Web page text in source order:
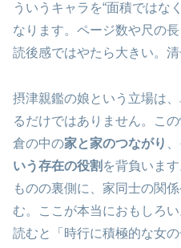
ういうキャラを“面積ではな
なります。ページ数や尺の
読後感ではやたら大きい。
摂津親鑑の娘という立場は
るだけではありません。こ
倉の中の家と家のつながり
いう存在の役割 を背負いま
ものの裏側に、家同士の関
む。ここが本当におもしろ
読むと「時行に積極的な女